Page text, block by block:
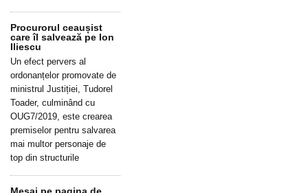
Procurorul ceaușist
care îl salvează pe Ion
Iliescu
Un efect pervers al
ordonanțelor promovate de
ministrul Justiției, Tudorel
Toader, culminând cu
OUG7/2019, este crearea
premiselor pentru salvarea
mai multor personaje de
top din structurile